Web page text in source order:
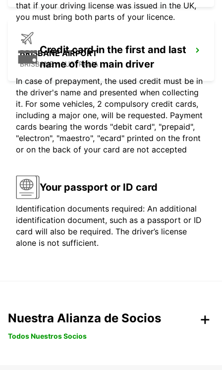
BRISBANE AIRPORT
BRISBANE - AUSTRALIA
that if your driving license was issued in the UK,
you must bring both parts of your licence.
Credit card in the first and last
name of the main driver
In case of prepayment, the used credit must be in
the driver's name and presented when collecting
it. For some vehicles, 2 compulsory credit cards,
including a major one, will be requested. Payment
cards bearing the words "debit card", "prepaid",
"electron", "maestro", "ecard" printed on the front
or on the back of your card are not accepted
Your passport or ID card
Identification documents required: An additional
identification document, such as a passport or ID
card will also be required. The driver’s license
alone is not sufficient.
Nuestra Alianza de Socios
Todos Nuestros Socios